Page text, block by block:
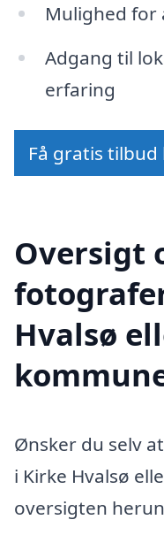
Mulighed for
Adgang til
erfaring
Få gratis tilbud
Oversigt
Hvalsø
Ønsker du selv
i Kirke Hvalsø
oversigten